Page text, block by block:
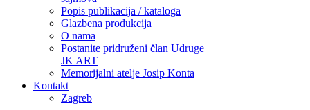
Popis publikacija / kataloga
Glazbena produkcija
O nama
Postanite pridruženi član Udruge
JK ART
Memorijalni atelje Josip Konta
Kontakt
Zagreb